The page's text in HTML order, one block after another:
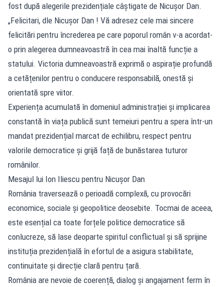
fost după alegerile prezidențiale câștigate de Nicușor Dan.
„Felicitari, dle Nicușor Dan ! Vă adresez cele mai sincere
felicitări pentru încrederea pe care poporul român v-a acordat-
o prin alegerea dumneavoastră în cea mai înaltă funcție a
statului. Victoria dumneavoastră exprimă o aspirație profundă
a cetățenilor pentru o conducere responsabilă, onestă și
orientată spre viitor.
Experiența acumulată în domeniul administrației și implicarea
constantă în viața publică sunt temeiuri pentru a spera într-un
mandat prezidențial marcat de echilibru, respect pentru
valorile democratice și grijă față de bunăstarea tuturor
românilor.
Mesajul lui Ion Iliescu pentru Nicușor Dan
România traversează o perioadă complexă, cu provocări
economice, sociale și geopolitice deosebite. Tocmai de aceea,
este esențial ca toate forțele politice democratice să
conlucreze, să lase deoparte spiritul conflictual și să sprijine
instituția prezidențială în efortul de a asigura stabilitate,
continuitate și direcție clară pentru țară.
România are nevoie de coerență, dialog și angajament ferm în